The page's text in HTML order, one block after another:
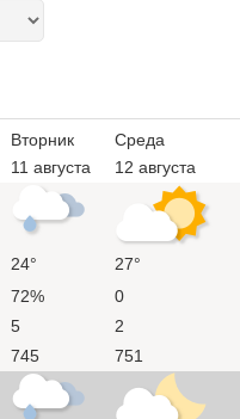
Вторник
11 августа
Среда
12 августа
24° 27°
72% 0
5 2
745 751